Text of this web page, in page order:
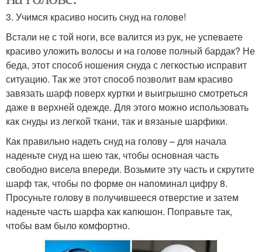
3. Учимся красиво носить снуд на голове!
Встали не с той ноги, все валится из рук, не успеваете
красиво уложить волосы и на голове полный бардак? Не
беда, этот способ ношения снуда с легкостью исправит
ситуацию. Так же этот способ позволит вам красиво
завязать шарф поверх куртки и выигрышно смотреться
даже в верхней одежде. Для этого можно использовать
как снуды из легкой ткани, так и вязаные шарфики.
Как правильно надеть снуд на голову – для начала
наденьте снуд на шею так, чтобы основная часть
свободно висела впереди. Возьмите эту часть и скрутите
шарф так, чтобы по форме он напоминал цифру 8.
Просуньте голову в получившееся отверстие и затем
наденьте часть шарфа как капюшон. Поправьте так,
чтобы вам было комфортно.